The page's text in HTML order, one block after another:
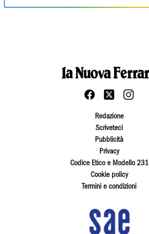
Redazione
Scriveteci
Pubblicità
Privacy
Codice Etico e Modello 231
Cookie policy
Termini e condizioni